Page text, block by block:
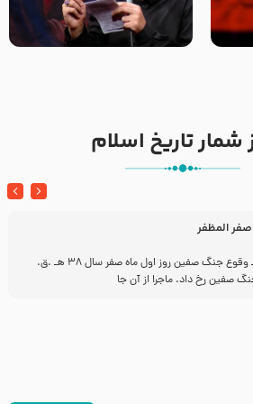
–
شب
من غلام نوکراتم من عاشق
کربلاتم – شور زمینه – شب هفتم
شمار تاریخ اسلام
1ـ وقوع جنگ صفین روز اول ماه صفر سال 38 هـ .ق.
صفین رخ داد. ماجرا از آن جا